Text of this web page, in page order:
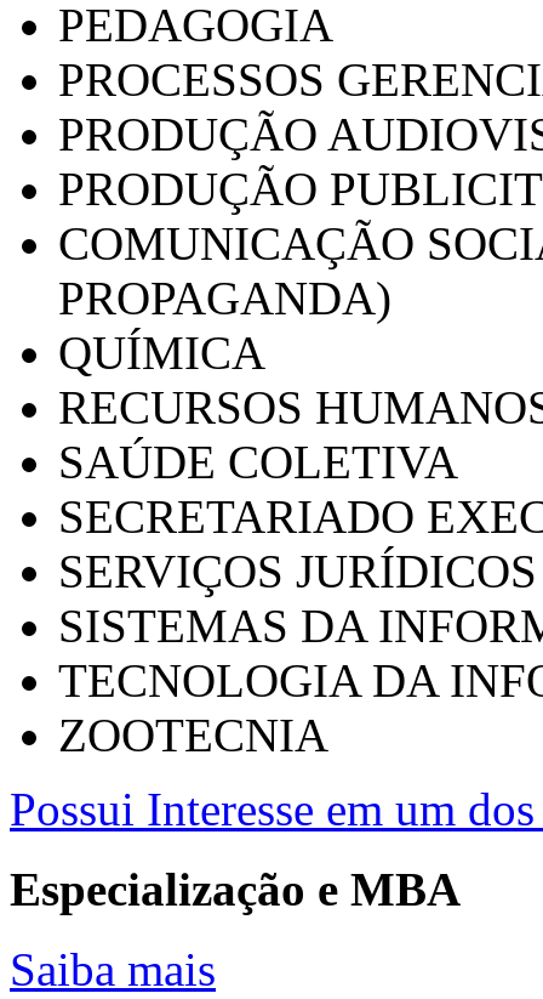
PEDAGOGIA
PROCESSOS
PRODUÇÃO
PRODUÇÃO
COMUNICAÇÃO
PROPAGANDA)
QUÍMICA
RECURSOS
SAÚDE COLETIVA
SECRETARIADO
SERVIÇOS
SISTEMAS DA
TECNOLOGIA DA
ZOOTECNIA
Possui Interesse em um
Especialização e MBA
Saiba mais